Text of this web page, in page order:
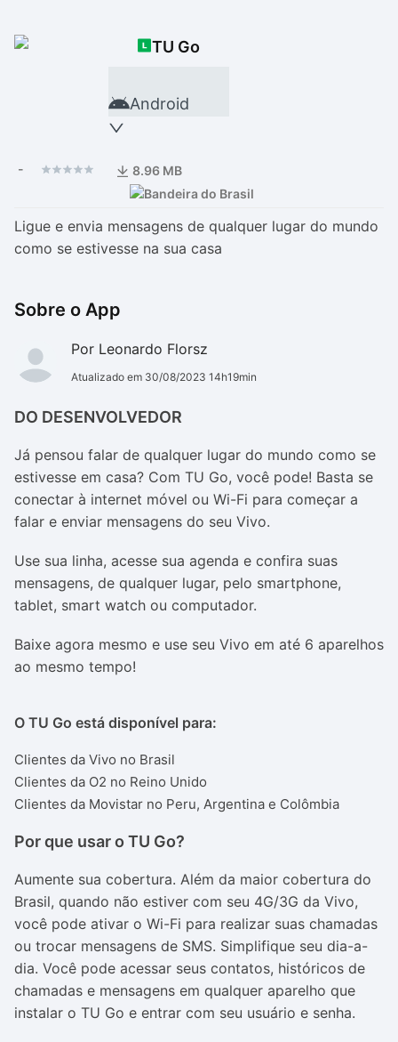
TU Go
Android
- 8.96 MB
Ligue e envia mensagens de qualquer lugar do mundo
como se estivesse na sua casa
Sobre o App
Por Leonardo Florsz
Atualizado em 30/08/2023 14h19min
DO DESENVOLVEDOR
Já pensou falar de qualquer lugar do mundo como se
estivesse em casa? Com TU Go, você pode! Basta se
conectar à internet móvel ou Wi-Fi para começar a
falar e enviar mensagens do seu Vivo.
Use sua linha, acesse sua agenda e confira suas
mensagens, de qualquer lugar, pelo smartphone,
tablet, smart watch ou computador.
Baixe agora mesmo e use seu Vivo em até 6 aparelhos
ao mesmo tempo!
O TU Go está disponível para:
Clientes da Vivo no Brasil
Clientes da O2 no Reino Unido
Clientes da Movistar no Peru, Argentina e Colômbia
Por que usar o TU Go?
Aumente sua cobertura. Além da maior cobertura do
Brasil, quando não estiver com seu 4G/3G da Vivo,
você pode ativar o Wi-Fi para realizar suas chamadas
ou trocar mensagens de SMS. Simplifique seu dia-a-
dia. Você pode acessar seus contatos, históricos de
chamadas e mensagens em qualquer aparelho que
instalar o TU Go e entrar com seu usuário e senha.